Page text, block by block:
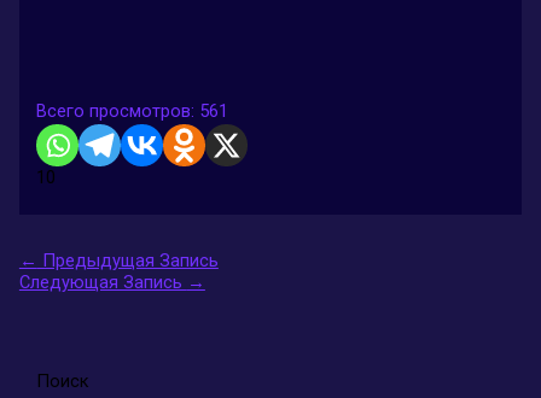
Всего просмотров: 561
10
← Предыдущая Запись
Следующая Запись →
Поиск